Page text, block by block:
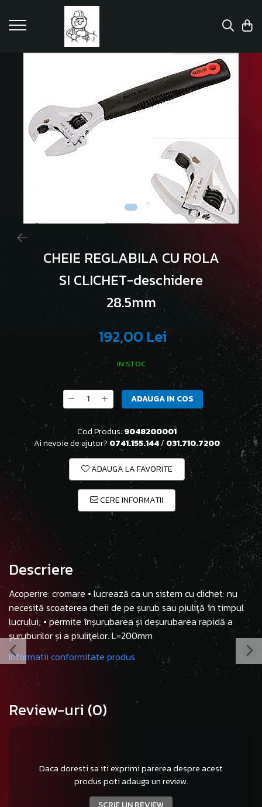
CHEIE REGLABILA CU ROLA
SI CLICHET-deschidere
28.5mm
192,00 Lei
IN STOC
ADAUGA IN COS
Cod Produs: 9048200001
Ai nevoie de ajutor? 0741.155.144/ 031.710.7200
ADAUGA LA FAVORITE
CERE INFORMATII
Descriere
Acoperire: cromare • lucrează ca un sistem cu clichet: nu
necesită scoaterea cheii de pe șurub sau piuliţă în timpul
lucrului; • permite înșurubarea și deșurubarea rapidă a
șuruburilor și a piuliţelor. L=200mm
Informatii conformitate produs
Review-uri (0)
Daca doresti sa iti exprimi parerea despre acest
produs poti adauga un review.